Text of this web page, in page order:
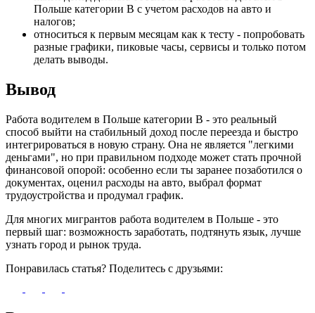
Польше категории B с учетом расходов на авто и
налогов;
относиться к первым месяцам как к тесту - попробовать
разные графики, пиковые часы, сервисы и только потом
делать выводы.
Вывод
Работа водителем в Польше категории B - это реальный
способ выйти на стабильный доход после переезда и быстро
интегрироваться в новую страну. Она не является "легкими
деньгами", но при правильном подходе может стать прочной
финансовой опорой: особенно если ты заранее позаботился о
документах, оценил расходы на авто, выбрал формат
трудоустройства и продумал график.
Для многих мигрантов работа водителем в Польше - это
первый шаг: возможность заработать, подтянуть язык, лучше
узнать город и рынок труда.
Понравилась статья? Поделитесь с друзьями: